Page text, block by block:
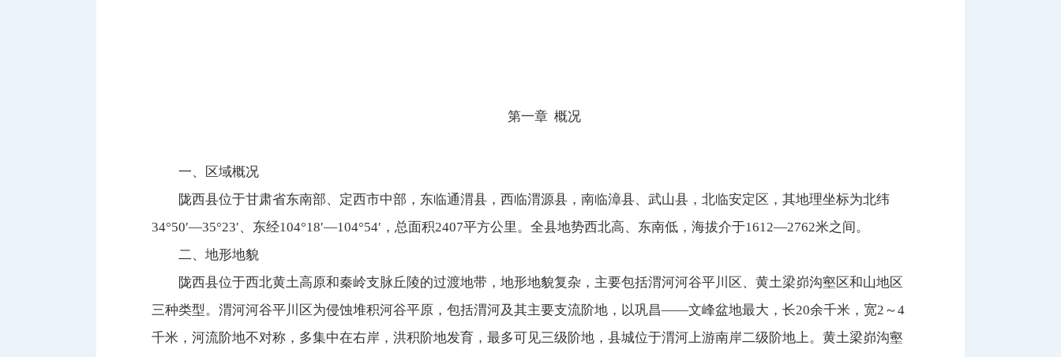
第一章 概况
一、区域概况
陇西县位于甘肃省东南部、定西市中部，东临通渭县，西临渭源县，南临漳县、武山县，北临安定区，其地理坐标为北纬
34°50′—35°23′、东经104°18′—104°54′，总面积2407平方公里。全县地势西北高、东南低，海拔介于1612—2762米之间。
二、地形地貌
陇西县位于西北黄土高原和秦岭支脉丘陵的过渡地带，地形地貌复杂，主要包括渭河河谷平川区、黄土梁峁沟壑区和山地区
三种类型。渭河河谷平川区为侵蚀堆积河谷平原，包括渭河及其主要支流阶地，以巩昌——文峰盆地最大，长20余千米，宽2～4
千米，河流阶地不对称，多集中在右岸，洪积阶地发育，最多可见三级阶地，县城位于渭河上游南岸二级阶地上。黄土梁峁沟壑